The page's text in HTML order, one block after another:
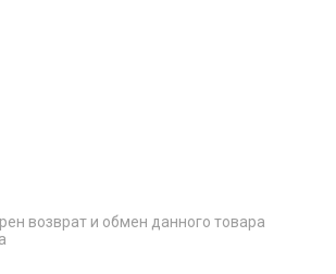
возврат и обмен данного товара